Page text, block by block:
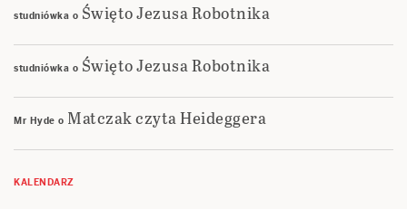
studniówka o Święto Jezusa Robotnika
studniówka o Święto Jezusa Robotnika
Mr Hyde o Matczak czyta Heideggera
KALENDARZ